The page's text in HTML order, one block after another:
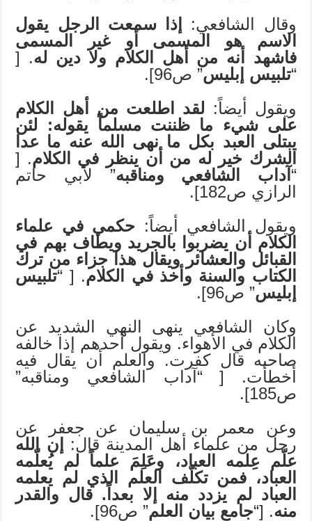
وقال الشافعي:
إذا سمعت الرجل يقول
الاسم هو المسمى أو غير المسمى
فاشهد أنه من أهل الكلام ولا دين له. [
“تلبيس إبليس” ص96].
ويقول أيضاً: لقد اطلعت من أهل الكلام
على شيء ما ظننت مسلماً يقوله: لئن
يبتلى العبد بكل ما نهى الله عنه ما عدا
الشرك خير له من أن ينظر في الكلام. [
“ آداب الشافعي ومناقبه” لأبي حاتم
الرازي ص182].
ويقول الشافعي أيضاً: حكمي في علماء
الكلام أن يضربوا بالجريد ويطاف بهم في
القبائل والعشائر ويقال هذا جزاء من ترك
الكتاب والسنة وأخذ في الكلام. [ “تلبيس
إبليس” ص96].
وكان الشافعي ينهى النهي الشديد عن
الكلام في الأهواء. ويقول أحدهم إذا خالفه
صاحبه قال كفرت. والعلم أن يقال فيه
أخطأت. [ “آداب الشافعي ومناقبه”
ص185].
وعن معمر بن سليمان عن جعفر عن
رجل من علماء أهل المدينة قال:
إن الله
علّم عِلمه العباد، وعَلِمَ علماً لم يُعلّمه
العباد، فمن تكلّف العلم الذي لم يعلمه
العباد لم يزدد منه إلا بعداً. قال والقدر
منه. [“جامع بيان العلم” ص96].